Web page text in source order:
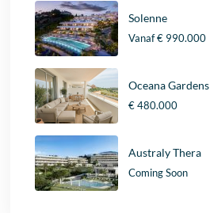
Solenne
Vanaf€ 990.000
Oceana Gardens
€ 480.000
Australy Thera
Coming Soon